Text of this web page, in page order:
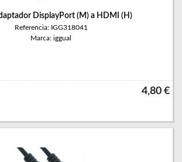
DisplayPort (M) a HDMI (H)
Referencia: IGG318041
Marca: iggual
4,80 €